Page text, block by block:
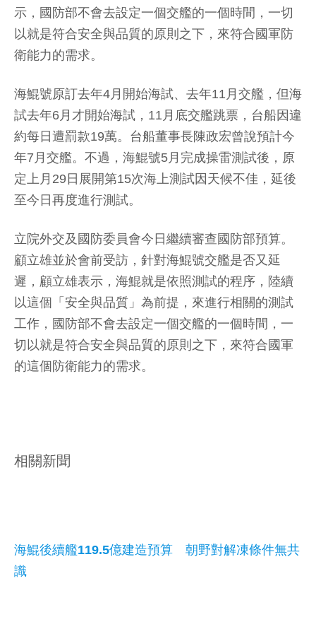
示，國防部不會去設定一個交艦的一個時間，一切
以就是符合安全與品質的原則之下，來符合國軍防
衛能力的需求。
海鯤號原訂去年4月開始海試、去年11月交艦，但海
試去年6月才開始海試，11月底交艦跳票，台船因違
約每日遭罰款19萬。台船董事長陳政宏曾說預計今
年7月交艦。不過，海鯤號5月完成操雷測試後，原
定上月29日展開第15次海上測試因天候不佳，延後
至今日再度進行測試。
立院外交及國防委員會今日繼續審查國防部預算。
顧立雄並於會前受訪，針對海鯤號交艦是否又延
遲，顧立雄表示，海鯤就是依照測試的程序，陸續
以這個「安全與品質」為前提，來進行相關的測試
工作，國防部不會去設定一個交艦的一個時間，一
切以就是符合安全與品質的原則之下，來符合國軍
的這個防衛能力的需求。
相關新聞
海鯤後續艦119.5億建造預算 朝野對解凍條件無共
識